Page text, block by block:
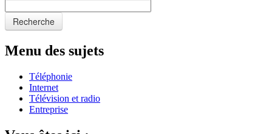
Recherche
Menu des sujets
Téléphonie
Internet
Télévision et radio
Entreprise